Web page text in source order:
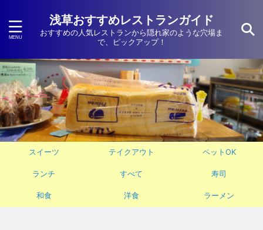
浅草おすすめレストランガイド
おすすめの人気レストランから隠れ家のような穴場ま
で、ピックアップ！
スイーツ テイクアウト ペットOK
ランチ すべて 寿司
和食 洋食 ラーメン